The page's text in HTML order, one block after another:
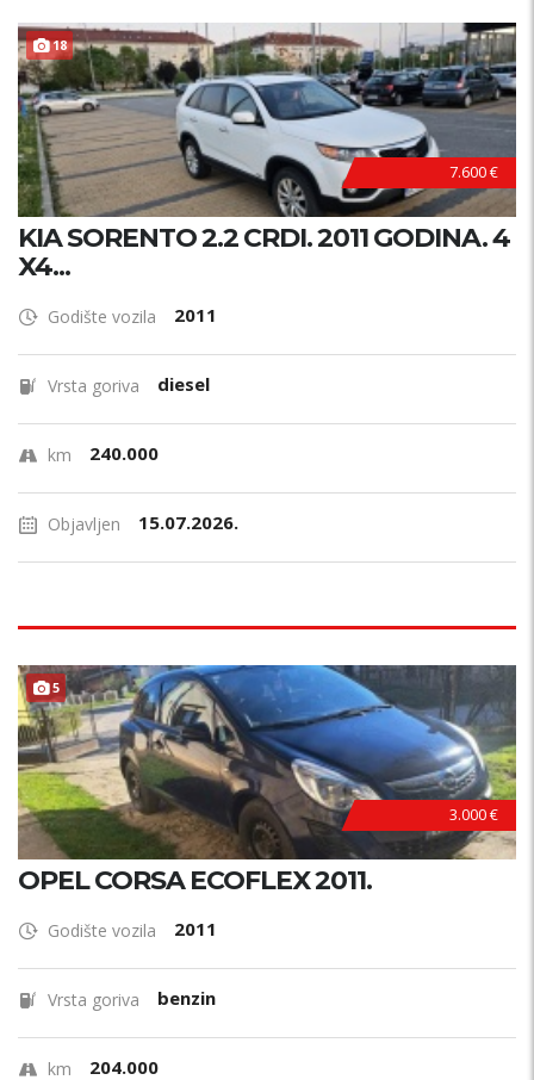
18
7.600 €
KIA SORENTO 2.2 CRDI. 2011 GODINA. 4
X4...
Godište vozila 2011
Vrsta goriva diesel
km 240.000
Objavljen 15.07.2026.
5
3.000 €
OPEL CORSA ECOFLEX 2011.
Godište vozila 2011
Vrsta goriva benzin
km 204.000